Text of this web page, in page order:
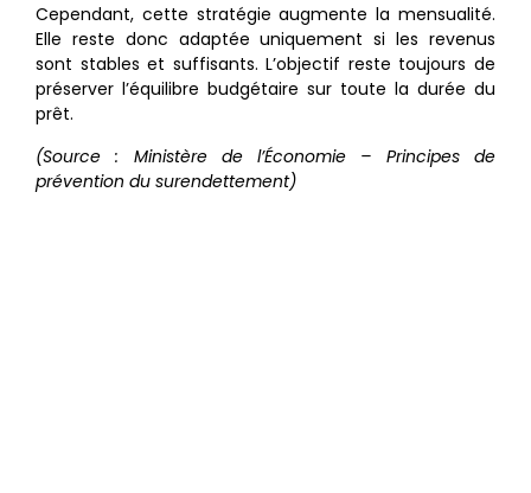
Cependant, cette stratégie augmente la mensualité.
Elle reste donc adaptée uniquement si les revenus
sont stables et suffisants. L’objectif reste toujours de
préserver l’équilibre budgétaire sur toute la durée du
prêt.
(Source : Ministère de l’Économie – Principes de
prévention du surendettement)